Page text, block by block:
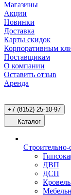
Магазины
Акции
Новинки
Доставка
Карты скидок
Корпоративным
Поставщикам
О компании
Оставить отзыв
Аренда
+7 (8152) 25-10-97
Каталог
ДВП
ДСП